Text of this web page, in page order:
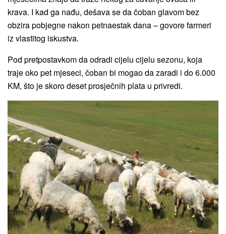
krava. I kad ga nađu, dešava se da čoban glavom bez
obzira pobjegne nakon petnaestak dana – govore farmeri
iz vlastitog iskustva.
Pod pretpostavkom da odradi cijelu cijelu sezonu, koja
traje oko pet mjeseci, čoban bi mogao da zaradi i do 6.000
KM, što je skoro deset prosječnih plata u privredi.